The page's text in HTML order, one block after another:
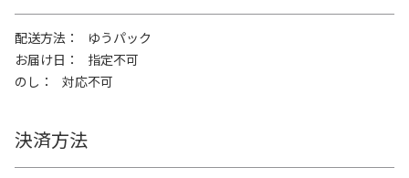
配送方法
ゆうパック
お届け日
指定不可
のし
対応不可
決済方法